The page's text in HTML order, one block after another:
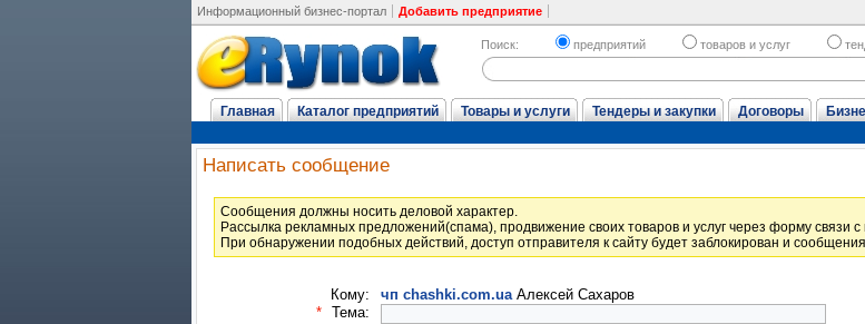
Информационный бизнес-портал Добавить предприятие
Поиск: предприятий товаров и услуг
Главная Каталог предприятий Товары и услуги Тендеры и закупки Договоры
Написать сообщение
Cообщения должны носить деловой характер.
Рассылка рекламных предложений(спама), продвижение своих товаров и услуг через форму связи с
При обнаружении подобных действий, доступ отправителя к сайту будет заблокирован и
Кому: чп chashki.com.uaАлексей Сахаров
* Тема: